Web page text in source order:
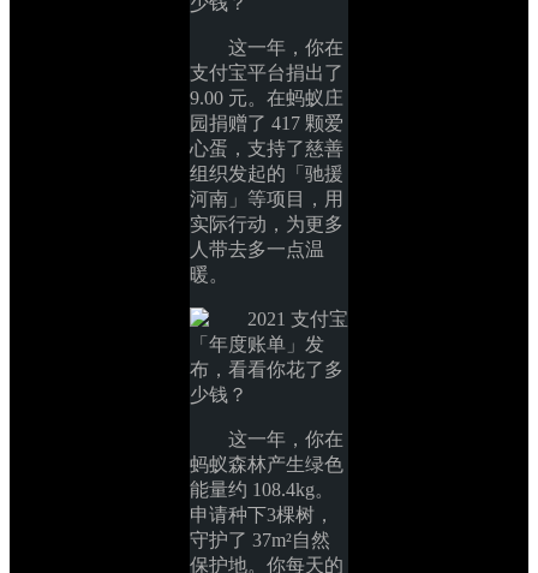
这一年，你在
支付宝平台捐出了
9.00 元。在蚂蚁庄
园捐赠了 417 颗爱
心蛋，支持了慈善
组织发起的「驰援
河南」等项目，用
实际行动，为更多
人带去多一点温
暖。
这一年，你在
蚂蚁森林产生绿色
能量约 108.4kg。
申请种下3棵树，
守护了 37m²自然
保护地。你每天的